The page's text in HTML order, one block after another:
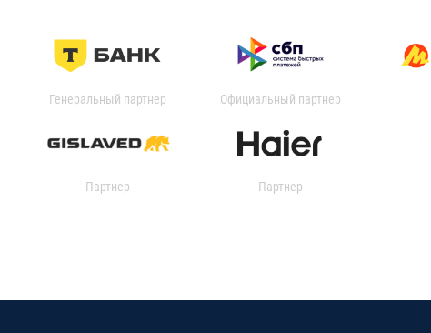
Генеральный партнер Официальный партнер
Партнер Партнер